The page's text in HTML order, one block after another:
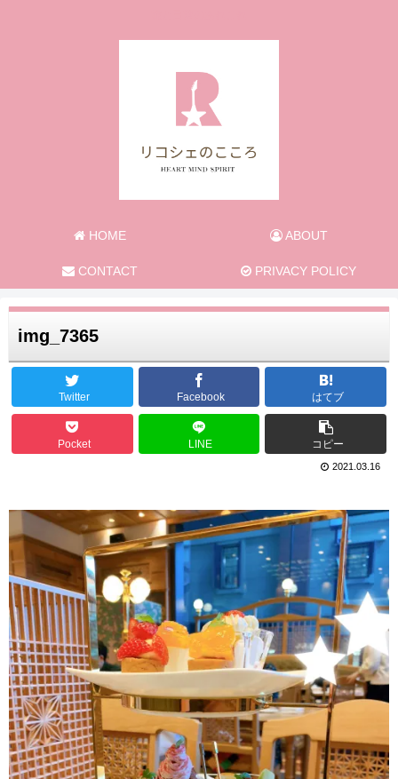
HOME ABOUT
CONTACT PRIVACY POLICY
img_7365
Twitter Facebook はてブ
Pocket LINE コピー
2021.03.16